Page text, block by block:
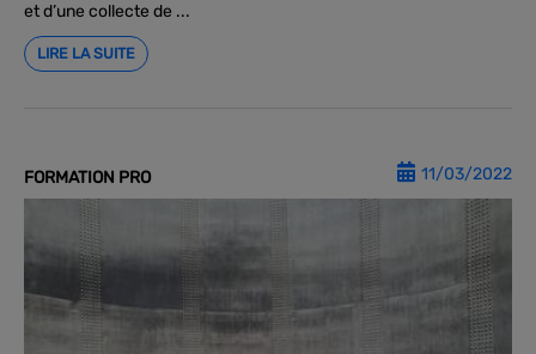
et d’une collecte de ...
LIRE LA SUITE
FORMATION PRO 11/03/2022